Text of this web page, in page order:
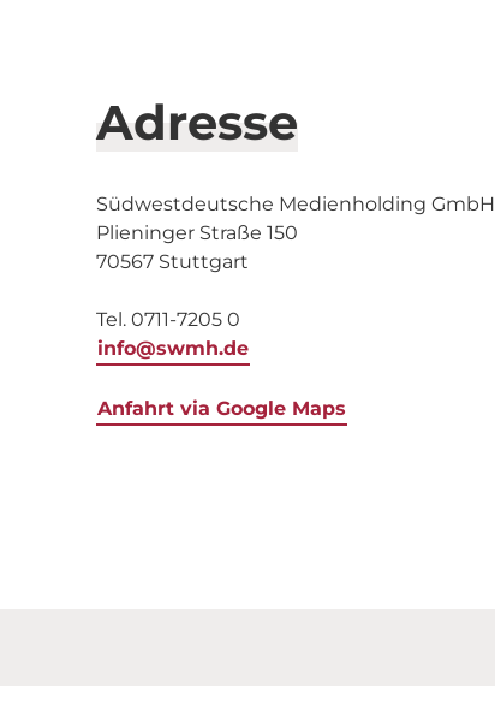
Adresse
Südwestdeutsche Medienholding GmbH
Plieninger Straße 150
70567 Stuttgart
Tel. 0711-7205 0
info@swmh.de
Anfahrt via Google Maps